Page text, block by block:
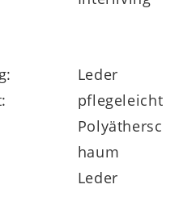
cm (B/LxHxT)
in
ein – von
bis zu
Die Sitzhöhe
Sitztiefe von ca. 52
Leder
pflegeleicht
Polyäthersc
haum
Leder